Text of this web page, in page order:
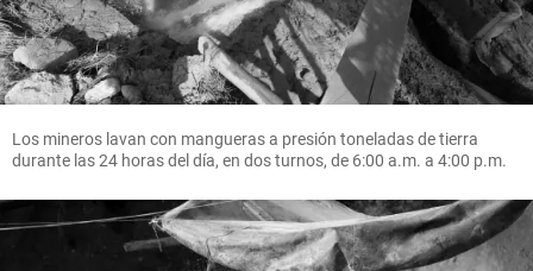
Los mineros lavan con mangueras a presión toneladas de tierra
durante las 24 horas del día, en dos turnos, de 6:00 a.m. a 4:00 p.m.